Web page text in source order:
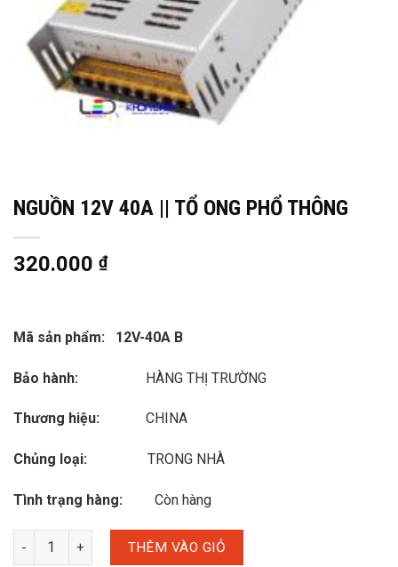
NGUỒN 12V 40A || TỔ ONG PHỔ THÔNG
320.000 ₫
Mã sản phẩm: 12V-40A B
Bảo hành: HÀNG THỊ TRƯỜNG
Thương hiệu: CHINA
Chủng loại: TRONG NHÀ
Tình trạng hàng: Còn hàng
THÊM VÀO GIỎ